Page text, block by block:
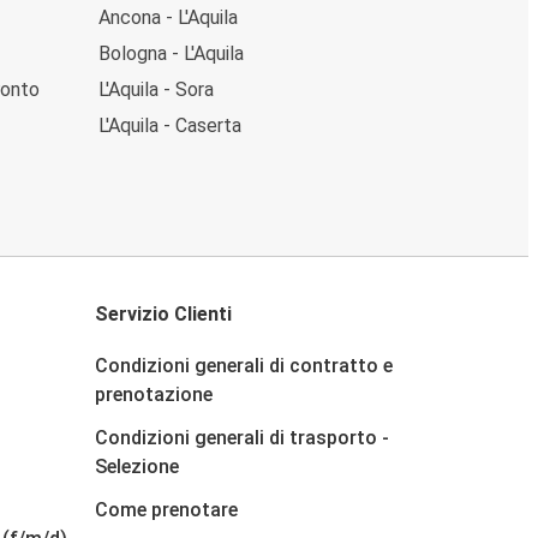
Ancona - L'Aquila
Bologna - L'Aquila
L'Aquila - Sora
L'Aquila - Caserta
Servizio Clienti
Condizioni generali di contratto e
prenotazione
Condizioni generali di trasporto -
Selezione
Come prenotare